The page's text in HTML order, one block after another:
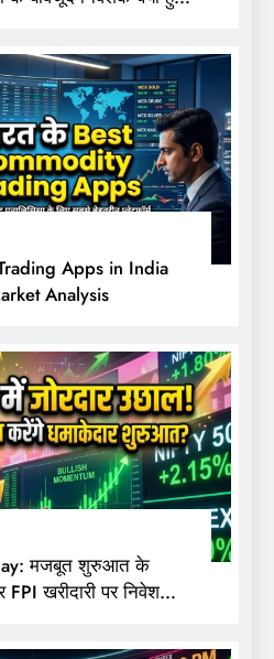
Apps in India
Analysis
मजबूत शुरुआत के
खरीदारी पर निवेशकों